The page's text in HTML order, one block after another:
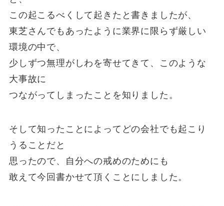
この起こるべくして起きたと書きましたが、
東芝さんでもあったように業界に限らず厳しい
環境の中で、
少しずつ無理がしわを寄せてきて、このような
大事故に
つながってしまったことを知りました。
そして知ったことによってどの会社でも起こり
うることだと
思ったので、自分への戒めのためにも
敢えて今回書かせて頂くことにしました。